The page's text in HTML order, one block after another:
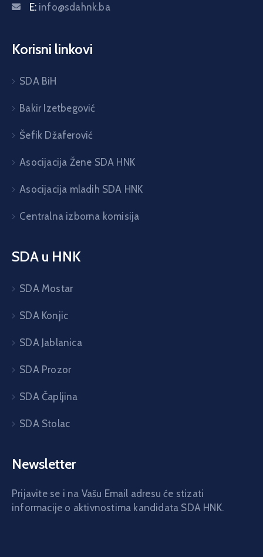
E: info@sdahnk.ba
Korisni linkovi
SDA BiH
Bakir Izetbegović
Šefik Džaferović
Asocijacija Žene SDA HNK
Asocijacija mladih SDA HNK
Centralna izborna komisija
SDA u HNK
SDA Mostar
SDA Konjic
SDA Jablanica
SDA Prozor
SDA Čapljina
SDA Stolac
Newsletter
Prijavite se i na Vašu Email adresu će stizati
informacije o aktivnostima kandidata SDA HNK.